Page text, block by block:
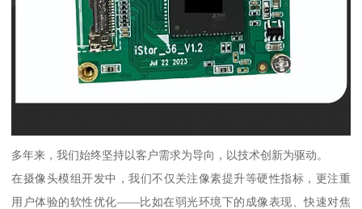
多年来，我们始终坚持以客户需求为导向，以技术创新为驱动。
在摄像头模组开发中，我们不仅关注像素提升等硬性指标，更注重
用户体验的软性优化——比如在弱光环境下的成像表现、快速对焦